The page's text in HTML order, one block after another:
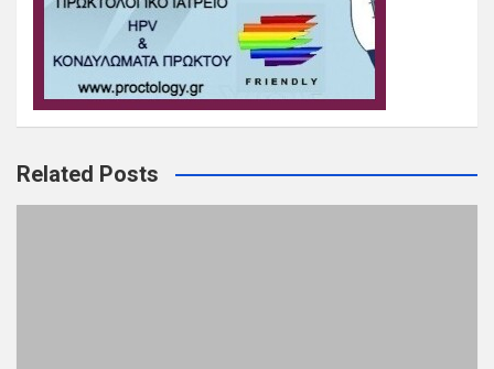
Related Posts